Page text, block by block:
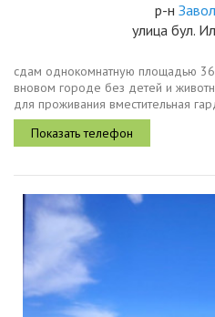
р-н
улица бул.
сдам однокомнатную площадью 36
вновом городе без детей и
для проживания вместительная
большой встроенный шкаф,
гарнитур,...